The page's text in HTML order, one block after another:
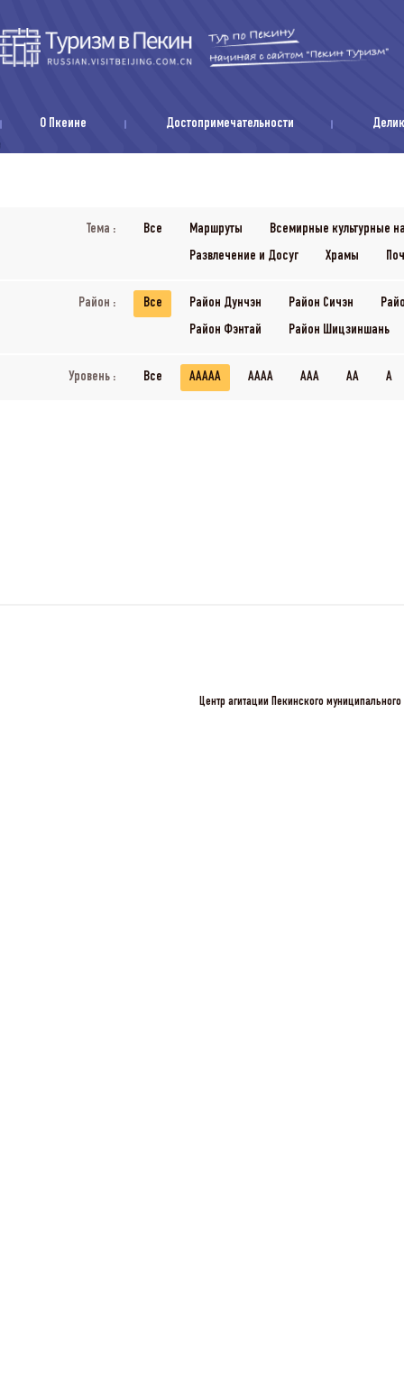
О Пкеине Достопримечательности
Тема : Все Маршруты
Всемирные культурные
Развлечение и Досуг
Храмы
Район : Все Район Дунчэн Район Сичэн
Район Фэнтай
Район Шицзиншань
Уровень : Все AAAAA AAAA AAA AA A
Центр агитации Пекинского